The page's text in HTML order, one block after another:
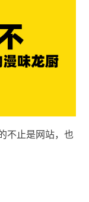
不止是网站，也